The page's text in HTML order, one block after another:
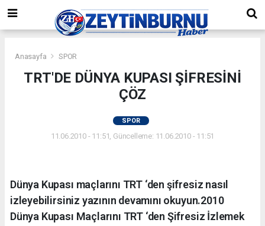
Anasayfa SPOR
TRT'DE DÜNYA KUPASI ŞİFRESİNİ
ÇÖZ
SPOR
11.06.2010 - 11:51, Güncelleme: 11.06.2010 - 11:51
Dünya Kupası maçlarını TRT ‘den şifresiz nasıl
izleyebilirsiniz yazının devamını okuyun.2010
Dünya Kupası Maçlarını TRT ‘den Şifresiz İzlemek